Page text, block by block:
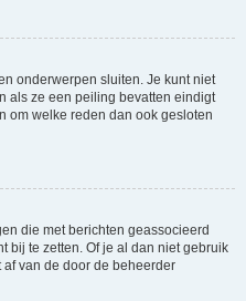
onderwerpen sluiten. Je kunt niet
als ze een peiling bevatten eindigt
om welke reden dan ook gesloten
die met berichten geassocieerd
bij te zetten. Of je al dan niet gebruik
van de door de beheerder